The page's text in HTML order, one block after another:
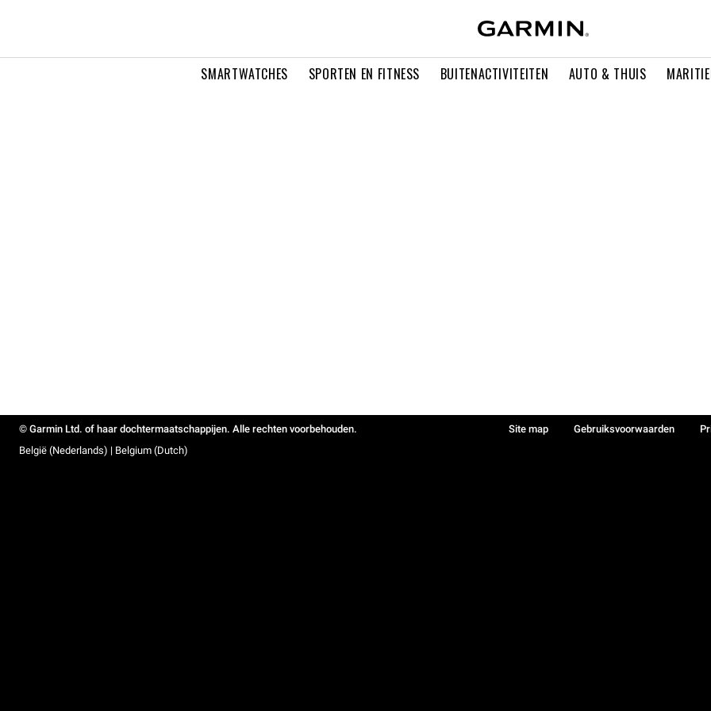
SMARTWATCHES SPORTEN EN FITNESS BUITENACTIVITEITEN AUTO & THUIS
© Garmin Ltd. of haar dochtermaatschappijen. Alle rechten voorbehouden. Site map Gebruiksvoorwaarden
België (Nederlands) | Belgium (Dutch)